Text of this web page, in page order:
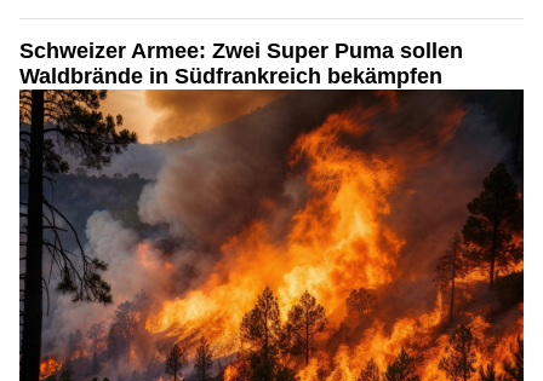
Schweizer Armee: Zwei Super Puma sollen
Waldbrände in Südfrankreich bekämpfen